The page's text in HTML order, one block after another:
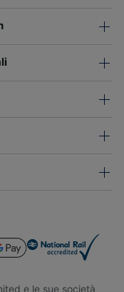
e le sue società